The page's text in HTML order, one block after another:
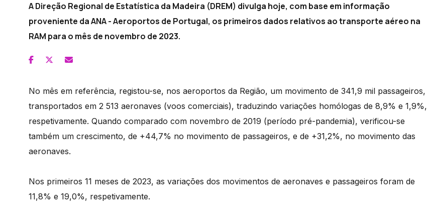
A Direção Regional de Estatística da Madeira (DREM) divulga hoje, com base em informação
proveniente da ANA - Aeroportos de Portugal, os primeiros dados relativos ao transporte aéreo na
RAM para o mês de novembro de 2023.
No mês em referência, registou-se, nos aeroportos da Região, um movimento de 341,9 mil passageiros,
transportados em 2 513 aeronaves (voos comerciais), traduzindo variações homólogas de 8,9% e 1,9%,
respetivamente. Quando comparado com novembro de 2019 (período pré-pandemia), verificou-se
também um crescimento, de +44,7% no movimento de passageiros, e de +31,2%, no movimento das
aeronaves.
Nos primeiros 11 meses de 2023, as variações dos movimentos de aeronaves e passageiros foram de
11,8% e 19,0%, respetivamente.